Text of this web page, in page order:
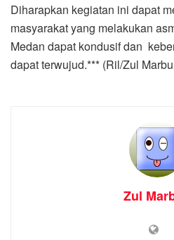
Diharapkan kegiatan ini dapat
masyarakat yang melakukan
Medan dapat kondusif dan
dapat terwujud.*** (Ril/Zul
Zul